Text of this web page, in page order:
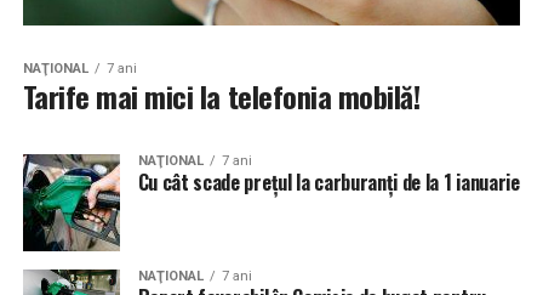
NAŢIONAL 7 ani
Tarife mai mici la telefonia mobilă!
NAŢIONAL 7 ani
Cu cât scade preţul la carburanţi de la 1 ianuarie
NAŢIONAL 7 ani